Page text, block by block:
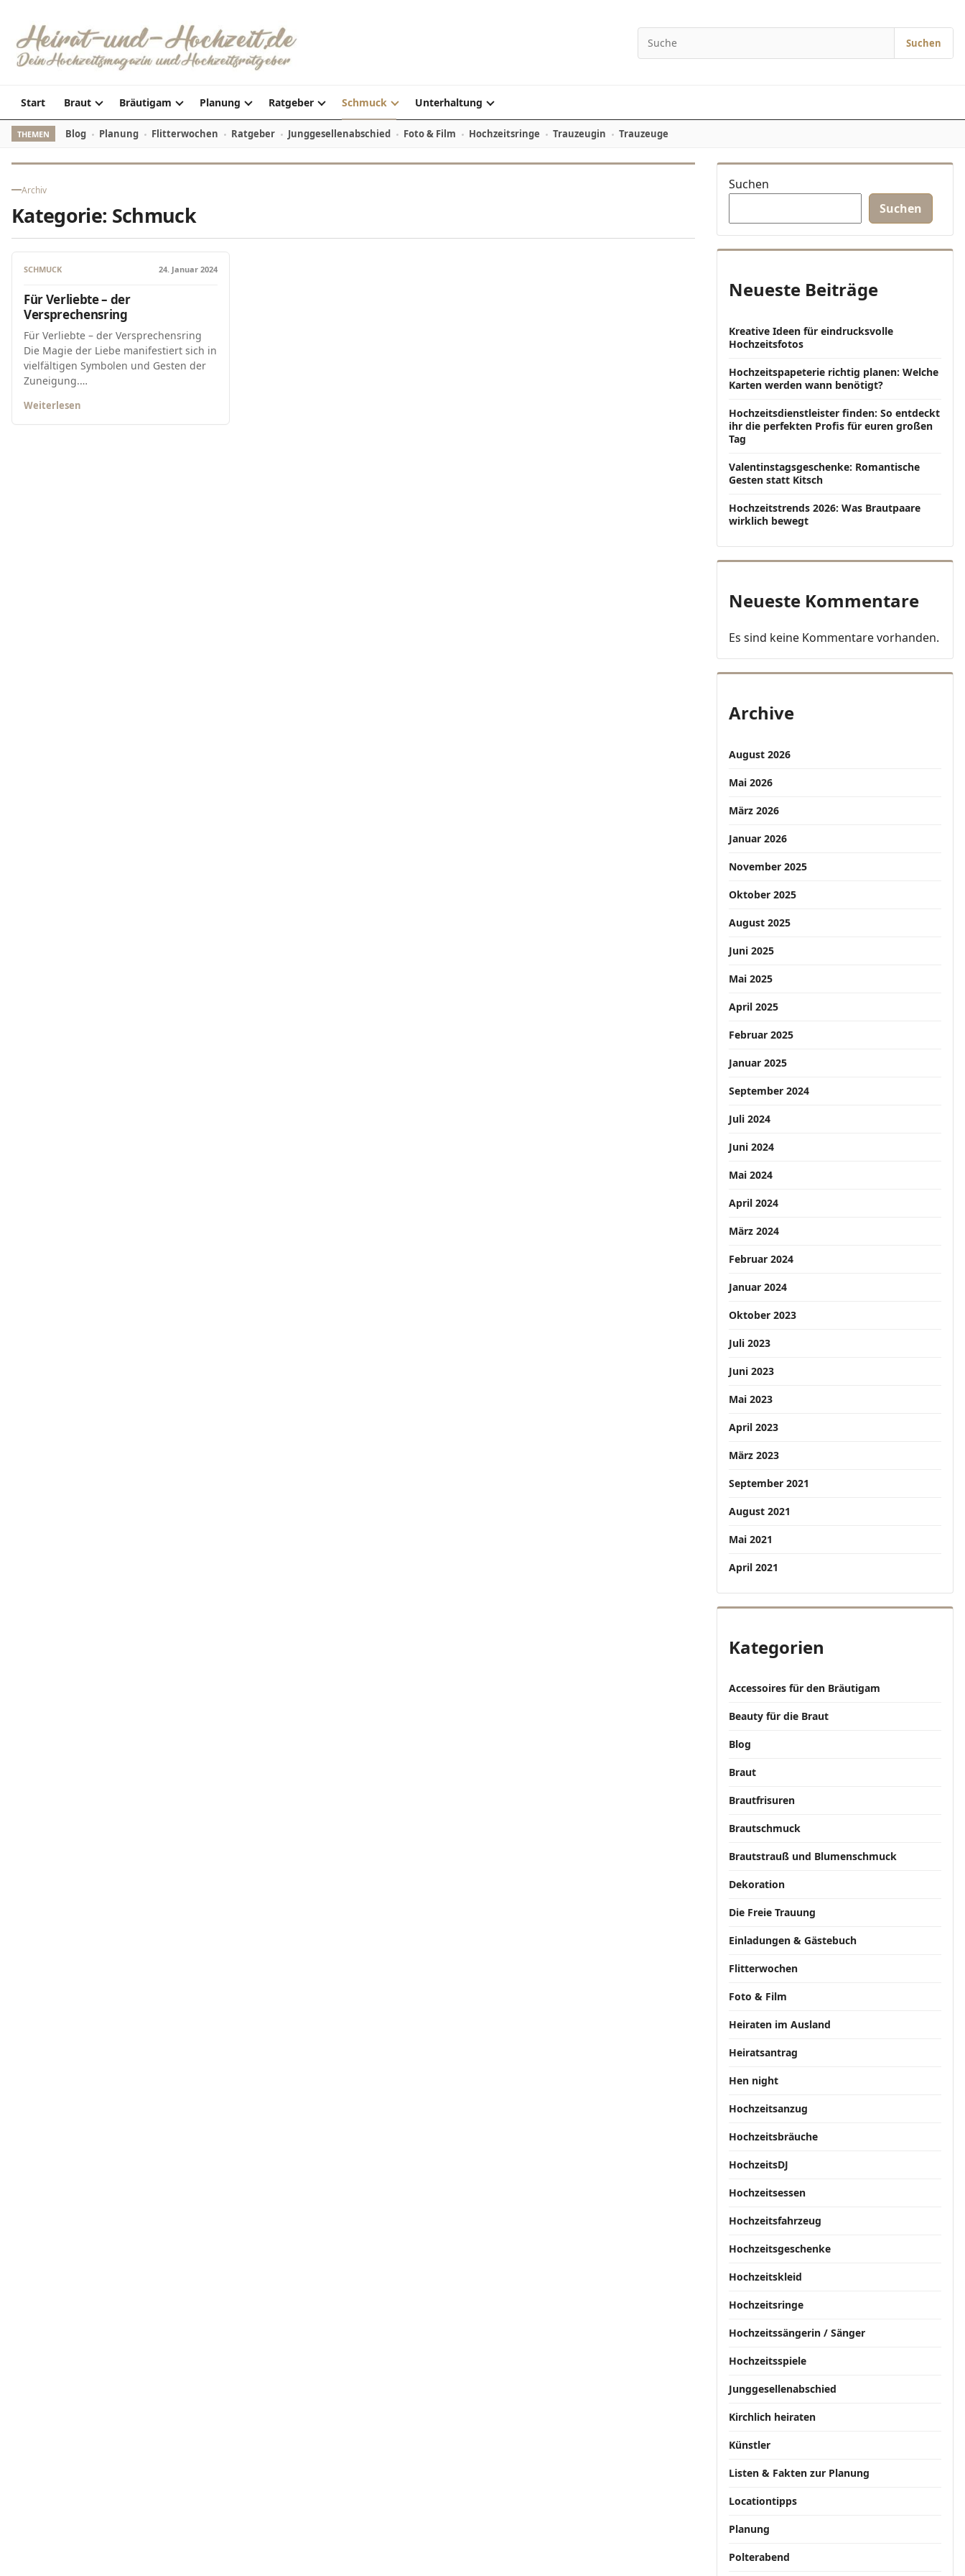
Suchen nach: Suchen
Start Braut Bräutigam Planung Ratgeber Schmuck Unterhaltung
THEMEN Blog Planung Flitterwochen Ratgeber Junggesellenabschied Foto & Film Hochzeitsringe Trauzeugin Trauzeuge
Archiv
Kategorie: Schmuck
SCHMUCK 24. Januar 2024
Für Verliebte – der
Versprechensring
Für Verliebte – der Versprechensring
Die Magie der Liebe manifestiert sich in
vielfältigen Symbolen und Gesten der
Zuneigung.…
Weiterlesen
Suchen
Suchen
Neueste Beiträge
Kreative Ideen für eindrucksvolle
Hochzeitsfotos
Hochzeitspapeterie richtig planen: Welche
Karten werden wann benötigt?
Hochzeitsdienstleister finden: So entdeckt
ihr die perfekten Profis für euren großen
Tag
Valentinstagsgeschenke: Romantische
Gesten statt Kitsch
Hochzeitstrends 2026: Was Brautpaare
wirklich bewegt
Neueste Kommentare
Es sind keine Kommentare vorhanden.
Archive
August 2026
Mai 2026
März 2026
Januar 2026
November 2025
Oktober 2025
August 2025
Juni 2025
Mai 2025
April 2025
Februar 2025
Januar 2025
September 2024
Juli 2024
Juni 2024
Mai 2024
April 2024
März 2024
Februar 2024
Januar 2024
Oktober 2023
Juli 2023
Juni 2023
Mai 2023
April 2023
März 2023
September 2021
August 2021
Mai 2021
April 2021
Kategorien
Accessoires für den Bräutigam
Beauty für die Braut
Blog
Braut
Brautfrisuren
Brautschmuck
Brautstrauß und Blumenschmuck
Dekoration
Die Freie Trauung
Einladungen & Gästebuch
Flitterwochen
Foto & Film
Heiraten im Ausland
Heiratsantrag
Hen night
Hochzeitsanzug
Hochzeitsbräuche
HochzeitsDJ
Hochzeitsessen
Hochzeitsfahrzeug
Hochzeitsgeschenke
Hochzeitskleid
Hochzeitsringe
Hochzeitssängerin / Sänger
Hochzeitsspiele
Junggesellenabschied
Kirchlich heiraten
Künstler
Listen & Fakten zur Planung
Locationtipps
Planung
Polterabend